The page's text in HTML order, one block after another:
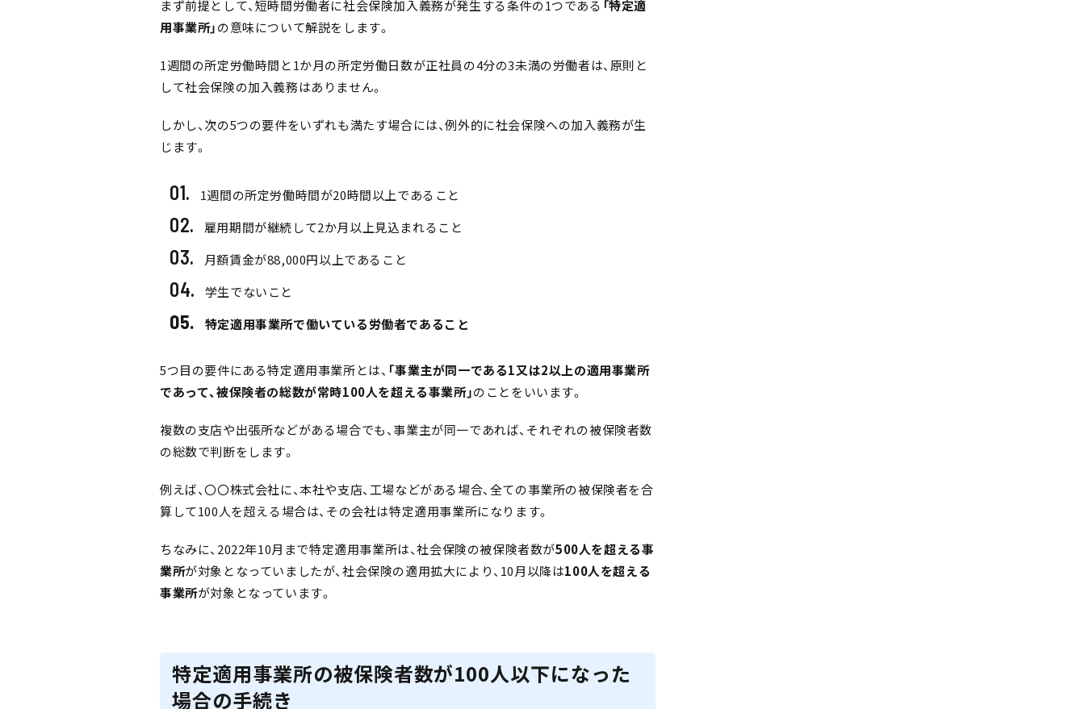
まず前提として、短時間労働者に社会保険加入義務が発生する条件の1つである 「特定適
用事業所」の意味について解説をします。
1週間の所定労働時間と1か月の所定労働日数が正社員の4分の3未満の労働者は、原則と
して社会保険の加入義務はありません。
しかし、次の5つの要件をいずれも満たす場合には、例外的に社会保険への加入義務が生
じます。
1週間の所定労働時間が20時間以上であること
雇用期間が継続して2か月以上見込まれること
月額賃金が88,000円以上であること
学生でないこと
特定適用事業所で働いている労働者であること
5つ目の要件にある特定適用事業所とは、 「事業主が同一である1又は2以上の適用事業所
であって、被保険者の総数が常時100人を超える事業所」のことをいいます。
複数の支店や出張所などがある場合でも、事業主が同一であれば、それぞれの被保険者数
の総数で判断をします。
例えば、〇〇株式会社に、本社や支店、工場などがある場合、全ての事業所の被保険者を合
算して100人を超える場合は、その会社は特定適用事業所になります。
ちなみに、2022年10月まで特定適用事業所は、社会保険の被保険者数が500人を超える事
業所が対象となっていましたが、社会保険の適用拡大により、10月以降は100人を超える
事業所が対象となっています。
特定適用事業所の被保険者数が100人以下になった
場合の手続き